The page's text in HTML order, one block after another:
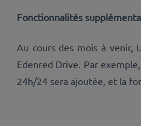
Fonctionnalités
Au cours des mois à venir,
Edenred Drive. Par
24h/24 sera ajoutée, et la